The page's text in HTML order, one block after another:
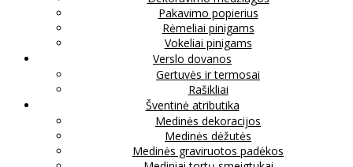
Pakavimo popierius
Rėmeliai pinigams
Vokeliai pinigams
Verslo dovanos
Gertuvės ir termosai
Rašikliai
Šventinė atributika
Medinės dekoracijos
Medinės dėžutės
Medinės graviruotos padėkos